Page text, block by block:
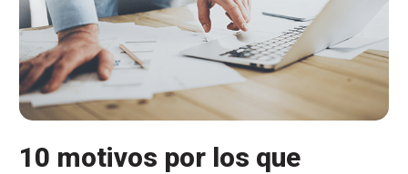
10 motivos por los que